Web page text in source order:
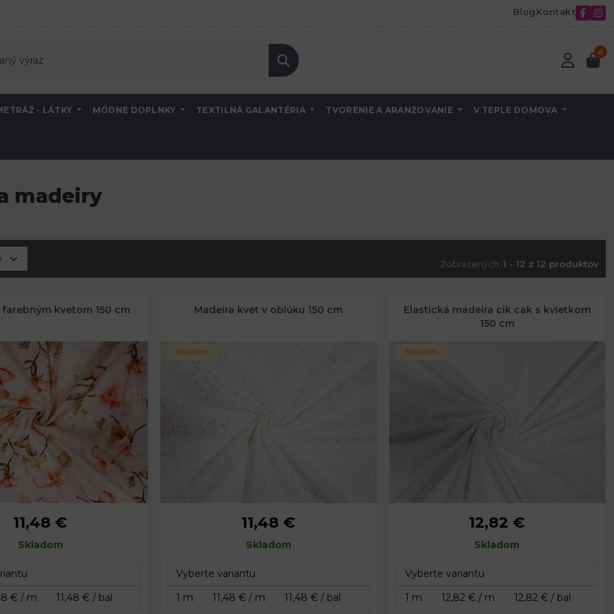
Blog Kontakt
0
- LÁTKY MÓDNE DOPLNKY TEXTILNÁ GALANTÉRIA TVORENIE A ARANŽOVANIE V TEPLE DOMOVA
madeiry
Zobrazených: 1 - 12 z 12 produktov
kvetom 150 cm
11,48 €
Skladom
Madeira kvet v oblúku 150 cm
Skladom
11,48 €
Skladom
Elastická madeira cik cak s kvietkom
150 cm
Skladom
12,82 €
Skladom